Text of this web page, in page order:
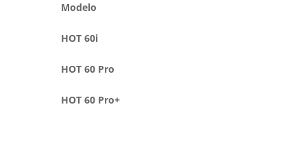
Modelo
HOT 60i
HOT 60 Pro
HOT 60 Pro+